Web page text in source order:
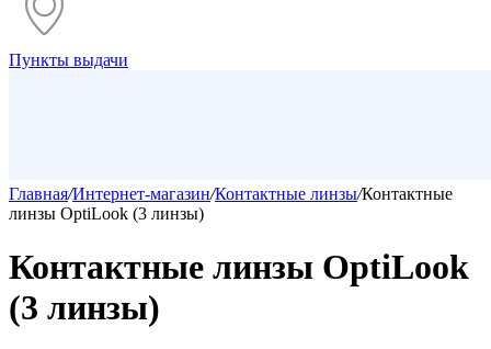
Пункты выдачи
Главная/Интернет-магазин/Контактные линзы/Контактные
линзы OptiLook (3 линзы)
Контактные линзы OptiLook
(3 линзы)